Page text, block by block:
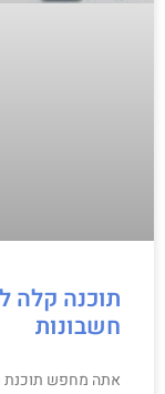
תוכנה קלה
חשבונות
אתה מחפש תוכנת